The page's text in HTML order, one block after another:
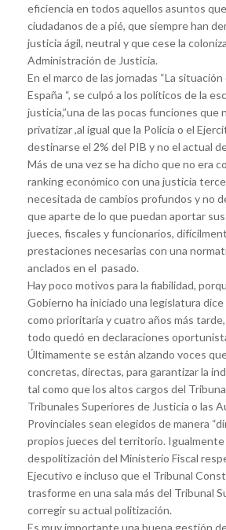
eficiencia en todos aquellos asuntos
ciudadanos de a pié, que siempre han
justicia ágil, neutral y que cese la
Administración de Justicia.
En el marco de las jornadas “La
España “, se culpó a los políticos de la
justicia,”una de las pocas funciones que
privatizar ,al igual que la Policía o el
destinarse el 2% del PIB y no el actual
Más de una vez se ha dicho que no era
ranking económico con una justicia
necesitada de cambios profundos y no
que aparte de lo que puedan aportar
jueces, fiscales y funcionarios,
prestaciones necesarias con una
anclados en el pasado.
Hay poco motivos para la fiabilidad,
Gobierno ha iniciado una legislatura
como prioritaria y cuatro años más
todo quedó en declaraciones
Últimamente se están alzando voces
concretas, directas, para garantizar la
tal como que los altos cargos del
Tribunales Superiores de Justicia o las
Provinciales sean elegidos de manera
propios jueces del territorio. Igualmente
despolitización del Ministerio Fiscal
Ejecutivo e incluso que el Tribunal
trasforme en una sala más del Tribunal
corregir su actual politización.